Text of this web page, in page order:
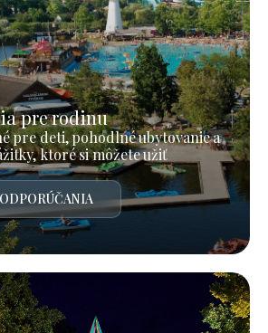
pre rodinu
pre deti, pohodlné ubytovanie a
ktoré si môžete užiť